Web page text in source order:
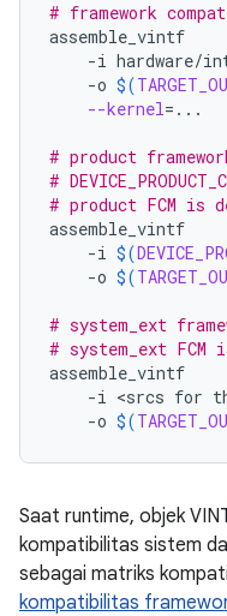
# framework
assemble_vintf
-i hardware/
-o $(
--kernel= ...
# product
#
# product FCM is
assemble_vintf
-i $(
-o $(
# system_ext
# system_ext FCM
assemble_vintf
-i <srcs for
-o $(
Saat runtime, objek
kompatibilitas sistem
sebagai matriks
kompatibilitas